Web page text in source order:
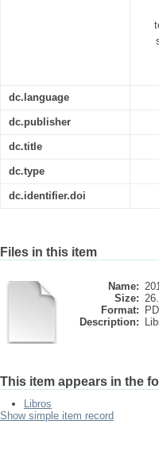
dc.language
dc.publisher
dc.title
dc.type
dc.identifier.doi
Files in this item
Name:
Size:
Format:
Description:
This item appears in the
Libros
Show simple item record